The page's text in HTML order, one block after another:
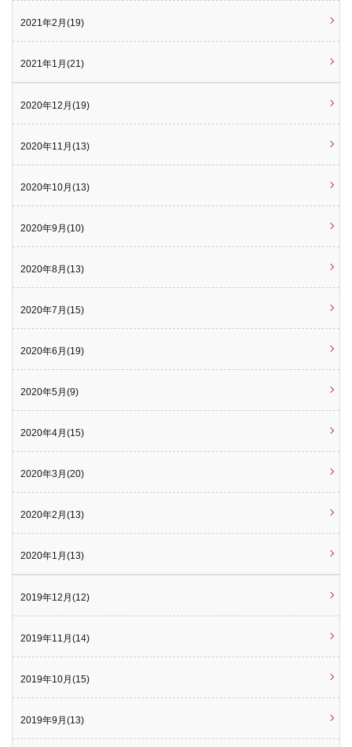
2021年2月(19)
2021年1月(21)
2020年12月(19)
2020年11月(13)
2020年10月(13)
2020年9月(10)
2020年8月(13)
2020年7月(15)
2020年6月(19)
2020年5月(9)
2020年4月(15)
2020年3月(20)
2020年2月(13)
2020年1月(13)
2019年12月(12)
2019年11月(14)
2019年10月(15)
2019年9月(13)